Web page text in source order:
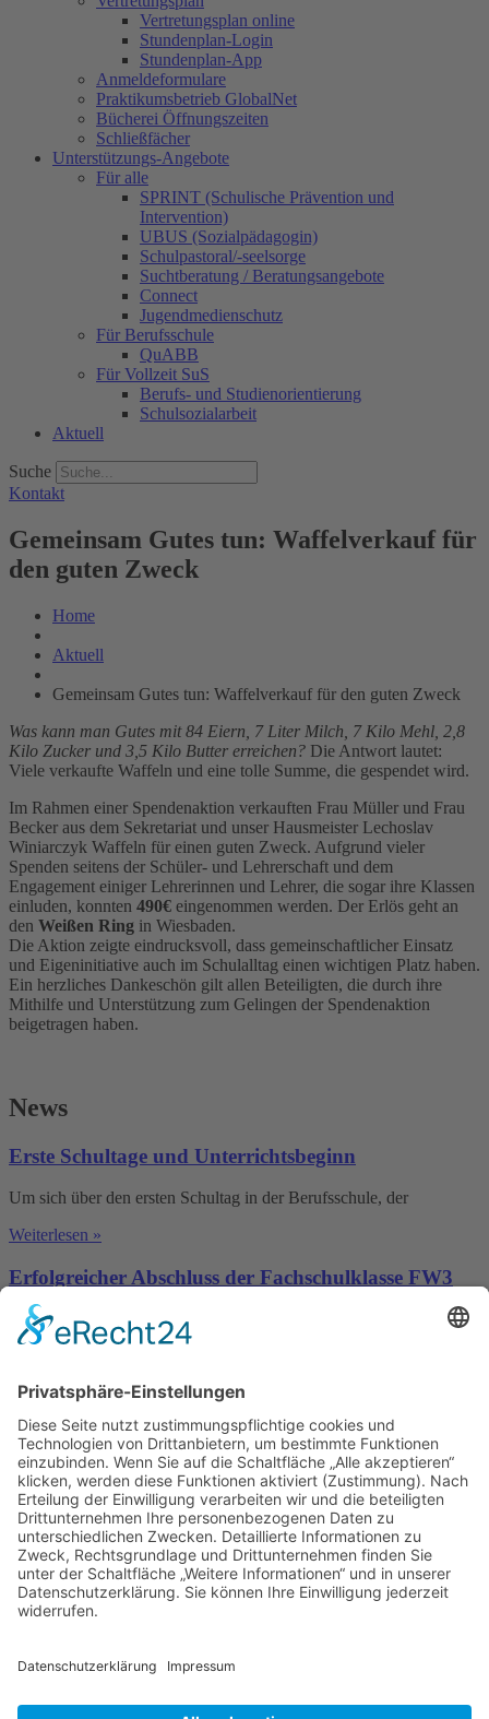
Vertretungsplan online
Stundenplan-Login
Stundenplan-App
Anmeldeformulare
Praktikumsbetrieb GlobalNet
Bücherei Öffnungszeiten
Schließfächer
Unterstützungs-Angebote
Für alle
SPRINT (Schulische Prävention und
Intervention)
UBUS (Sozialpädagogin)
Schulpastoral/-seelsorge
Suchtberatung / Beratungsangebote
Connect
Jugendmedienschutz
Für Berufsschule
QuABB
Für Vollzeit SuS
Berufs- und Studienorientierung
Schulsozialarbeit
Aktuell
Suche
Kontakt
Gemeinsam Gutes tun: Waffelverkauf für
den guten Zweck
Home
Aktuell
Gemeinsam Gutes tun: Waffelverkauf für den guten Zweck
Was kann man Gutes mit 84 Eiern, 7 Liter Milch, 7 Kilo Mehl, 2,8
Kilo Zucker und 3,5 Kilo Butter erreichen? Die Antwort lautet:
Viele verkaufte Waffeln und eine tolle Summe, die gespendet wird.
Im Rahmen einer Spendenaktion verkauften Frau Müller und Frau
Becker aus dem Sekretariat und unser Hausmeister Lechoslav
Winiarczyk Waffeln für einen guten Zweck. Aufgrund vieler
Spenden seitens der Schüler- und Lehrerschaft und dem
Engagement einiger Lehrerinnen und Lehrer, die sogar ihre Klassen
einluden, konnten 490€ eingenommen werden. Der Erlös geht an
den Weißen Ring in Wiesbaden.
Die Aktion zeigte eindrucksvoll, dass gemeinschaftlicher Einsatz
und Eigeninitiative auch im Schulalltag einen wichtigen Platz haben.
Ein herzliches Dankeschön gilt allen Beteiligten, die durch ihre
Mithilfe und Unterstützung zum Gelingen der Spendenaktion
beigetragen haben.
News
Erste Schultage und Unterrichtsbeginn
Um sich über den ersten Schultag in der Berufsschule, der
Weiterlesen »
Erfolgreicher Abschluss der Fachschulklasse FW3
Sechs intensive Semester liegen hinter den Studierenden der
Fachschulklasse FW3.
Kontakt
Schulze-Delitzsch-Schule, Welfenstr. 13, 65189 Wiesbaden
Telefon: 0611 31-5157
schulze-delitzsch-schule@wiesbaden.de
Schulze-Delitzsch-Schule, Welfenstr. 13, 65189 Wiesbaden
Telefon: 0611 315157
schulze-delitzsch-schule@wiesbaden.de